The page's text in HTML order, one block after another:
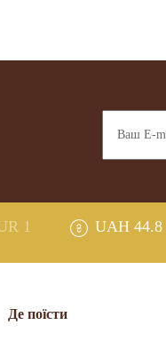
1 UAH 44.8
Де поїсти